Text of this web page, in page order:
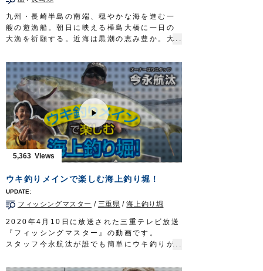
九州・長崎半島の南端、穏やかな海を進む一
艘の遊漁船。朝日に映える樺島大橋に一日の
大漁を祈願する。近海は黒潮の恵み豊か。大
玄界灘発祥の落とし込み釣りで挑むのは、野
母崎樺島町に生まれ育った小川龍喜さん。漁
師の顔を持つ海の男だ。
ターゲットはブリ。１０キロ超えの大物を、
ライトタックルを駆使し釣り上げる。
読みと勘。そして、テクニックを要する奥深
きゲーム。
勝負の行方や、如何に…
タックル
竿：ライトジギング用ロッド 5ft10in
メインライン：PE 2号
リーダー：フロロ 12号
オモリ：80号
テンヤ：
喰わせ剛サビキ W胴打仕掛
7-12号
放送日 2019年10月27日
OWNERMOVIE
http://ownertv.jp/
オーナーばりwebsite
5,363
ウキ釣りメインで楽しむ海上釣り堀！
フィッシングマスター / 三重県 /海上釣り堀
2020年4月10日に放送された三重テレビ放送
『フィッシングマスター』の動画です。
スタッフ今永航汰が誰でも簡単にウキ釣りが
ダイ」「セット一発つり堀のませ仕掛」を使